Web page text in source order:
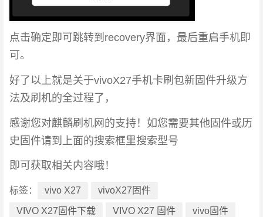
点击确定即可跳转到recovery界面，最后重启手机即
可。
好了以上就是关于vivoX27手机卡刷包新固件升级方
法及刷机的全过程了，
感谢您对麒麟刷机网的支持！如您需要其他固件或历
史固件请到上面的搜索框里搜索型号
即可获取相关内容哦！
标签： vivo X27 vivoX27固件
VIVO X27固件下载 VIVO X27 固件 vivo固件